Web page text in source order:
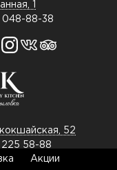
Акции
1
048-88-38
52
58-88